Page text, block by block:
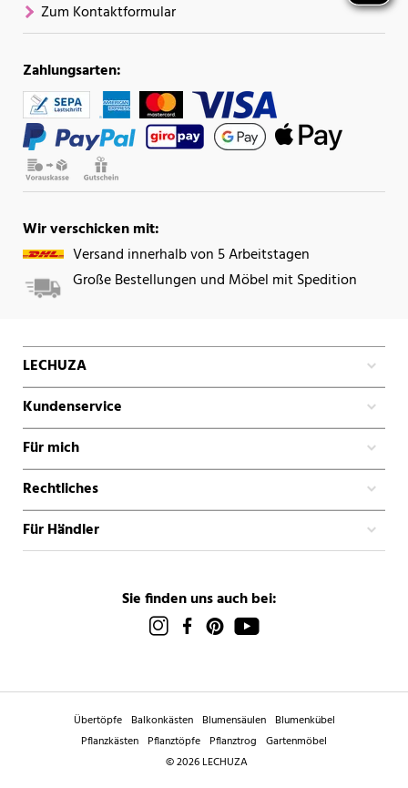
Zum Kontaktformular
Zahlungsarten:
Wir verschicken mit:
Versand innerhalb von 5 Arbeitstagen
Große Bestellungen und Möbel mit Spedition
LECHUZA
Kundenservice
Für mich
Rechtliches
Für Händler
Sie finden uns auch bei:
Übertöpfe Balkonkästen Blumensäulen Blumenkübel
Pflanzkästen Pflanztöpfe Pflanztrog Gartenmöbel
© 2026 LECHUZA